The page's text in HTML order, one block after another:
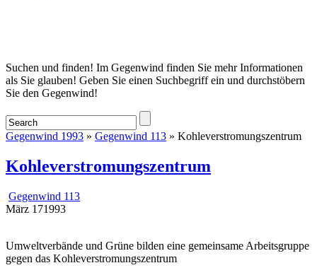
Startseite
Suchen und finden! Im Gegenwind finden Sie mehr Informationen
als Sie glauben! Geben Sie einen Suchbegriff ein und durchstöbern
Sie den Gegenwind!
Gegenwind 1993 » Gegenwind 113 » Kohleverstromungszentrum
Kohleverstromungszentrum
Gegenwind 113
März 171993
Umweltverbände und Grüne bilden eine gemeinsame Arbeitsgruppe
gegen das Kohleverstromungszentrum